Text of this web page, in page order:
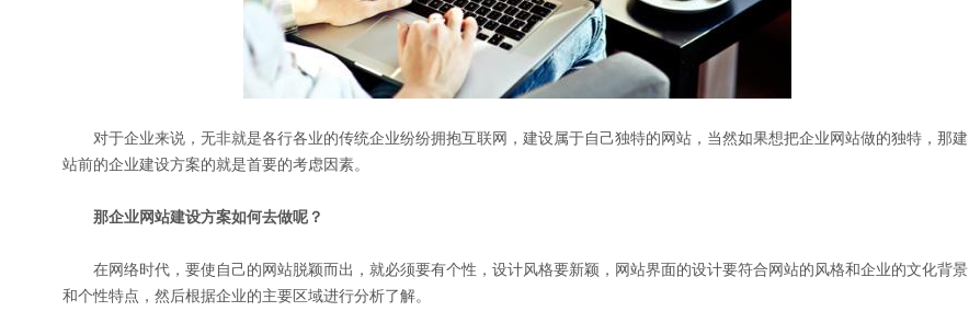
对于企业来说，无非就是各行各业的传统企业纷纷拥抱互联网，建设属于自己独特的网站，当然如果想把企业网站做的独特，那建
站前的企业建设方案的就是首要的考虑因素。
那企业网站建设方案如何去做呢？
在网络时代，要使自己的网站脱颖而出，就必须要有个性，设计风格要新颖，网站界面的设计要符合网站的风格和企业的文化背景
和个性特点，然后根据企业的主要区域进行分析了解。